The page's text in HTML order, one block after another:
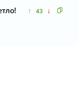
↑ 43 ↓